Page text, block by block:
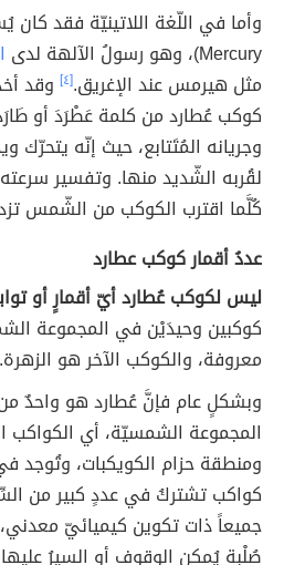
وأما في اللّغة اللاتينيّة فقد كان
Mercury)، وهو رسولُ الآلهة لدى
مثل هيرمس عند الإغريق.[٤]
وقد
كوكب عُطارد من كلمة عَطْرَدَ أو
وجريانه المُتَتابع، حيث إنّه
لقُربه الشّديد منها. وتفسير سرعته
كُلَّما اقترب الكوكب من الشّمس
عددُ أقمار كوكب عطارد
ليس لكوكب عُطارد أيّ أقمارٍ أو
كوكبين وحيدَيْن في المجموعة
معروفة، والكوكب الآخر هو الزهرة.
وبشكلٍ عام فإنَّ عُطارد هو واحدٌ
المجموعة الشمسيّة، أي
ومنطقة حزام الكويكبات، وتُوجد
كواكب تشتركُ في عددٍ كبير من
جميعاً ذات تكوين كيميائيّ
صُلْبة يُمكن الوقوف أو السيرُ